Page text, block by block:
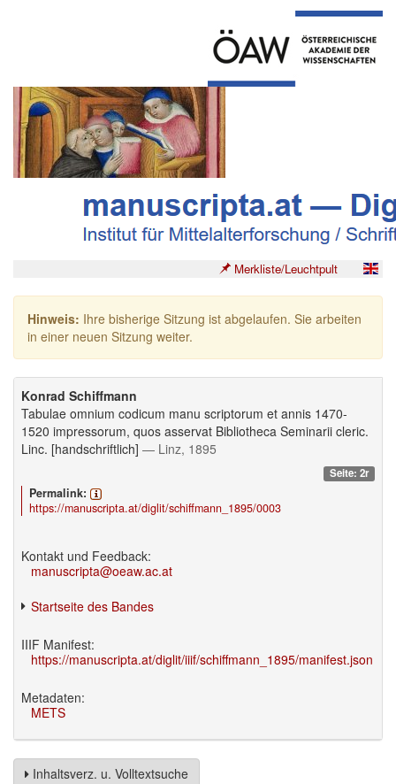
Merkliste/Leuchtpult
Hinweis: Ihre bisherige Sitzung ist abgelaufen. Sie arbeiten
in einer neuen Sitzung weiter.
Konrad Schiffmann
Tabulae omnium codicum manu scriptorum et annis 1470-
1520 impressorum, quos asservat Bibliotheca Seminarii cleric.
Linc. [handschriftlich] — Linz, 1895
Seite: 2r
Permalink:
https://manuscripta.at/diglit/schiffmann_1895/0003
Kontakt und Feedback:
manuscripta@oeaw.ac.at
Startseite des Bandes
IIIF Manifest:
https://manuscripta.at/diglit/iiif/schiffmann_1895/manifest.json
Metadaten:
METS
Inhaltsverz. u. Volltextsuche